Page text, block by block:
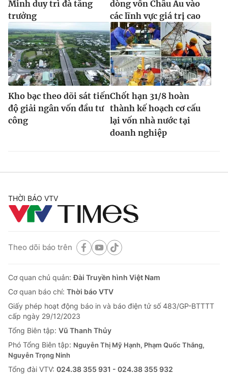
Minh duy trì đà tăng
trưởng
dòng vốn Châu Âu vào
các lĩnh vực giá trị cao
Kho bạc theo dõi sát tiến
độ giải ngân vốn đầu tư
công
Chốt hạn 31/8 hoàn
thành kế hoạch cơ cấu
lại vốn nhà nước tại
doanh nghiệp
THỜI BÁO VTV
Theo dõi báo trên
Cơ quan chủ quản:Đài Truyền hình Việt Nam
Cơ quan báo chí: Thời báo VTV
Giấy phép hoạt động báo in và báo điện tử số 483/GP-BTTTT
cấp ngày 29/12/2023
Tổng Biên tập: Vũ Thanh Thủy
Phó Tổng Biên tập: Nguyễn Thị Mỹ Hạnh, Phạm Quốc Thắng,
Nguyễn Trọng Ninh
Tổng đài VTV: 024.38 355 931 - 024.38 355 932